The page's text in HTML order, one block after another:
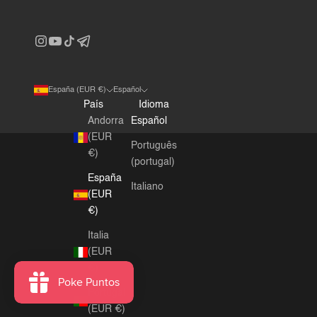
España (EUR €)
País
Andorra
(EUR
€)
España
(EUR
€)
Italia
(EUR
(EUR €)
Español
Idioma
Español
Português
(portugal)
Italiano